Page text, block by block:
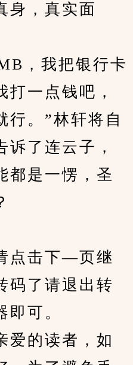
身，真实面
，我把银行卡
打一点钱吧，
行。”林轩将自
诉了连云子，
都是一愣，圣
击下—页继
码了请退出转
可。
的读者，如